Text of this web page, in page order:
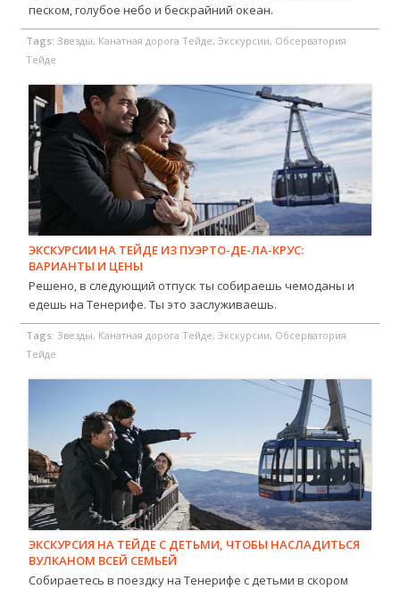
песком, голубое небо и бескрайний океан.
Tags: Звезды, Канатная дорога Тейде, Экскурсии, Обсерватория
Тейде
ЭКСКУРСИИ НА ТЕЙДЕ ИЗ ПУЭРТО-ДЕ-ЛА-КРУС:
ВАРИАНТЫ И ЦЕНЫ
Решено, в следующий отпуск ты собираешь чемоданы и
едешь на Тенерифе. Ты это заслуживаешь.
Tags: Звезды, Канатная дорога Тейде, Экскурсии, Обсерватория
Тейде
ЭКСКУРСИЯ НА ТЕЙДЕ С ДЕТЬМИ, ЧТОБЫ НАСЛАДИТЬСЯ
ВУЛКАНОМ ВСЕЙ СЕМЬЕЙ
Собираетесь в поездку на Тенерифе с детьми в скором